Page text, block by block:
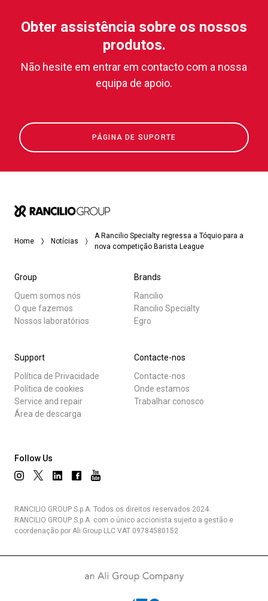
Obter assistência sobre os nossos
produtos.
Não hesite em entrar em contacto com a nossa
equipa de apoio.
PÁGINA DE SUPORTE
Home Notícias
A Rancilio Specialty regressa a Tóquio para a
nova competição Barista League
Group
Quem somos nós
O que fazemos
Nossos laboratórios
Brands
Rancilio
Rancilio Specialty
Egro
Support
Política de Privacidade
Política de cookies
Service and repair
Área de descarga
Contacte-nos
Contacte-nos
Onde estamos
Trabalhar conosco
Follow Us
RANCILIO GROUP S.p.A. Todos os direitos reservados 2024.
RANCILIO GROUP S.p.A. com o único accionista sujeito a gestão e
coordenação por Ali Group LLC VAT 09784580152